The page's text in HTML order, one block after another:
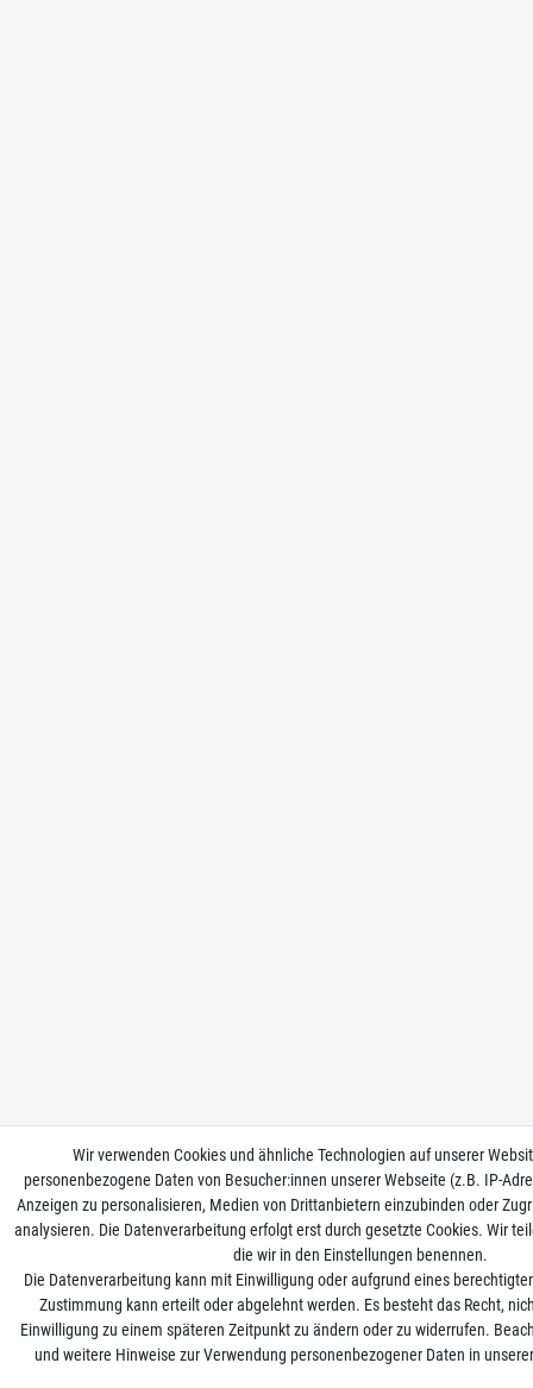
Wir verwenden Cookies und ähnliche Technologien auf unserer
personenbezogene Daten von Besucher:innen unserer Webseite (z.B. IP-
Anzeigen zu personalisieren, Medien von Drittanbietern einzubinden oder
analysieren. Die Datenverarbeitung erfolgt erst durch gesetzte Cookies. Wir
die wir in den Einstellungen benennen.
Die Datenverarbeitung kann mit Einwilligung oder aufgrund eines
Zustimmung kann erteilt oder abgelehnt werden. Es besteht das Recht,
Einwilligung zu einem späteren Zeitpunkt zu ändern oder zu widerrufen.
und weitere Hinweise zur Verwendung personenbezogener Daten in